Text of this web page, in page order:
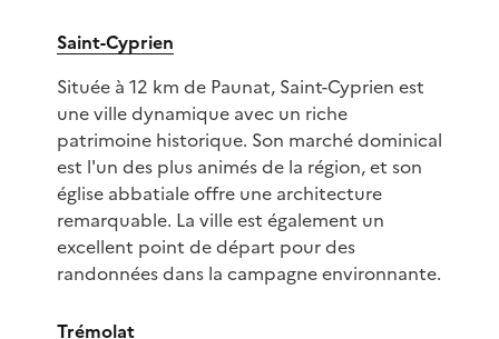
Saint-Cyprien
Située à 12 km de Paunat, Saint-Cyprien est
une ville dynamique avec un riche
patrimoine historique. Son marché dominical
est l'un des plus animés de la région, et son
église abbatiale offre une architecture
remarquable. La ville est également un
excellent point de départ pour des
randonnées dans la campagne environnante.
Trémolat